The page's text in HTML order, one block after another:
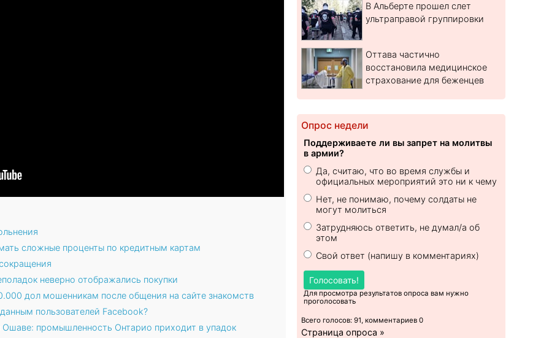
сложные проценты по кредитным картам
неверно отображались покупки
дол мошенникам после общения на сайте знакомств
пользователей Facebook?
Ошаве: промышленность Онтарио приходит в упадок
В Альберте прошел слет
ультраправой группировки
Оттава частично
восстановила медицинское
страхование для беженцев
Опрос недели
Поддерживаете ли вы запрет на молитвы
в армии?
Да, считаю, что во время службы и
официальных мероприятий это ни к чему
Нет, не понимаю, почему солдаты не
могут молиться
Затрудняюсь ответить, не думал/а об
этом
Свой ответ (напишу в комментариях)
Голосовать!
Для просмотра результатов опроса вам нужно
проголосовать
Всего голосов: 91, комментариев 0
Страница опроса »